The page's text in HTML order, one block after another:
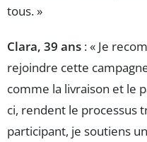
tous. »
Clara, 39 ans : « Je
rejoindre cette
comme la livraison et le
ci, rendent le processus
participant, je soutiens